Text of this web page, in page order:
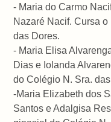
- Maria do Carmo
Nazaré Nacif. Cursa
das Dores.
- Maria Elisa
Dias e Iolanda
do Colégio N. Sra.
-Maria Elizabeth dos
Santos e Adalgisa